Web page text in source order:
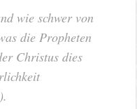
wie schwer von
die Propheten
Christus dies